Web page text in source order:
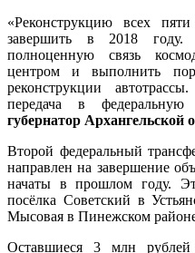
«Реконструкцию всех
завершить в 2018 году.
полноценную связь
центром и выполнить
реконструкции
передача в
губернатор
Второй федеральный
направлен на завершение
начаты в прошлом году.
посёлка Советский в
Мысовая в Пинежском
Оставшиеся 3 млн